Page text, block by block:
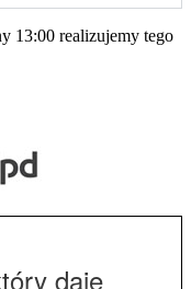
13:00 realizujemy tego
daje